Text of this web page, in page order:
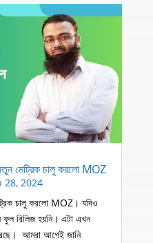
মেট্রিক চালু করলো MOZ
28, 2024
চালু করলো MOZ। যদিও
ফুল রিলিজ হয়নি। এটা এখন
আমরা আগেই জানি